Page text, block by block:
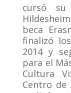
cursó
beca
finalizó
2014 y
para el
Cultura
Centro de